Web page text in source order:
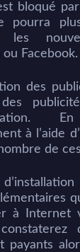
bloqué
pourra
les
ou Facebook.
des
à l’aide
de
à Internet
payants